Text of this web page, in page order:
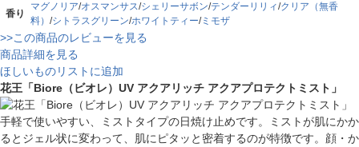
香り
マグノリア/オスマンサス/シェリーサボン/テンダーリリィ/クリア（無香
料） /シトラスグリーン/ホワイトティー/ミモザ
>>この商品のレビューを見る
商品詳細を見る
ほしいものリストに追加
花王「Biore（ビオレ）UV アクアリッチ アクアプロテクトミスト」
手軽で使いやすい、ミストタイプの日焼け止めです。ミストが肌にかか
るとジェル状に変わって、肌にピタッと密着するのが特徴です。顔・か